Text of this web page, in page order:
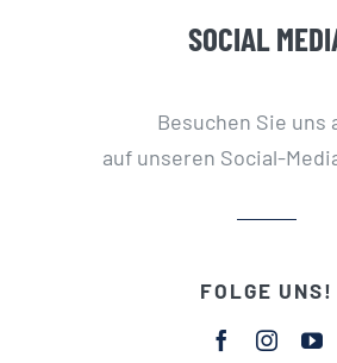
SOCIAL
Besuchen Sie uns
auf unseren Social-
FOLGE UNS!